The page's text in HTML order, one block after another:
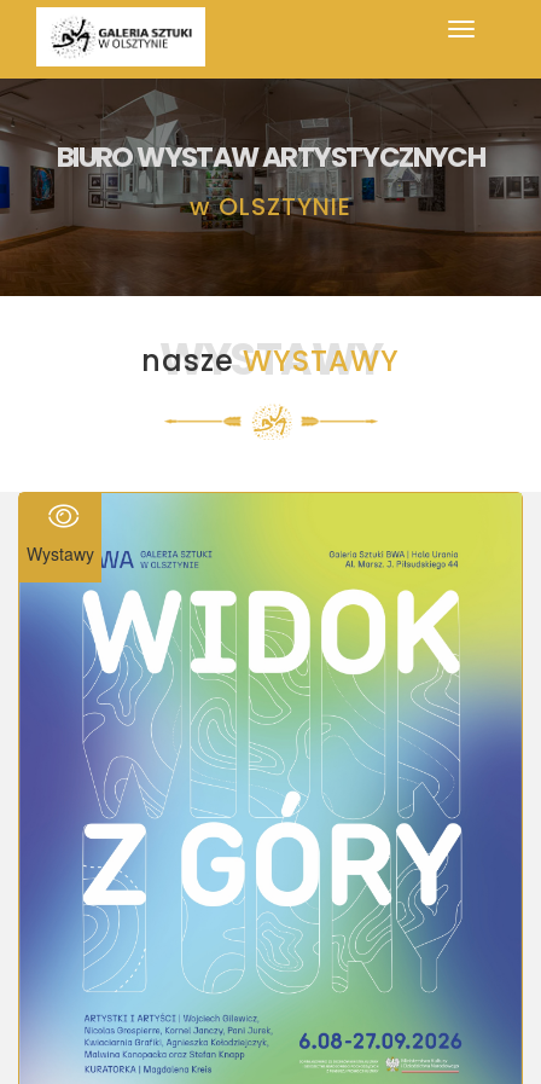
BIURO WYSTAW ARTYSTYCZNYCH
w OLSZTYNIE
WYSTAWY
naszeWYSTAWY
Wystawy